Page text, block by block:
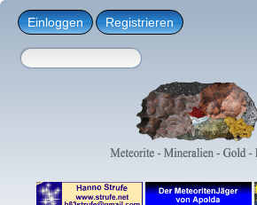
Einloggen Registrieren